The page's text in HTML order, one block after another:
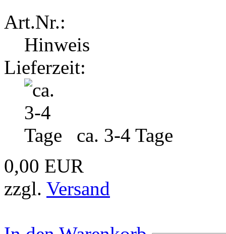
Art.Nr.:
Hinweis
Lieferzeit:
ca. 3-4 Tage
0,00 EUR
zzgl. Versand